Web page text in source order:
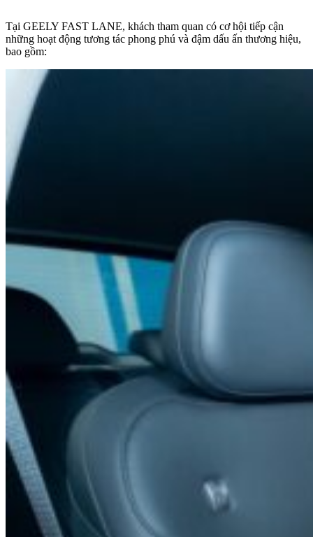
Tại GEELY FAST LANE, khách tham quan có cơ hội tiếp cận
những hoạt động tương tác phong phú và đậm dấu ấn thương hiệu,
bao gồm: